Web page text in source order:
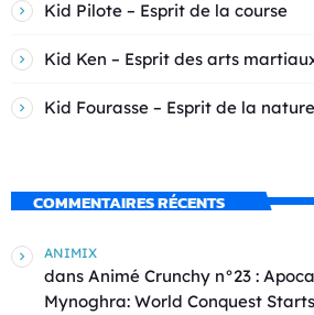
Kid Pilote – Esprit de la course
Kid Ken – Esprit des arts
Kid Fourasse – Esprit de la nature
COMMENTAIRES RÉCENTS
ANIMIX
dans Animé Crunchy n°23 :
Mynoghra: World Conquest